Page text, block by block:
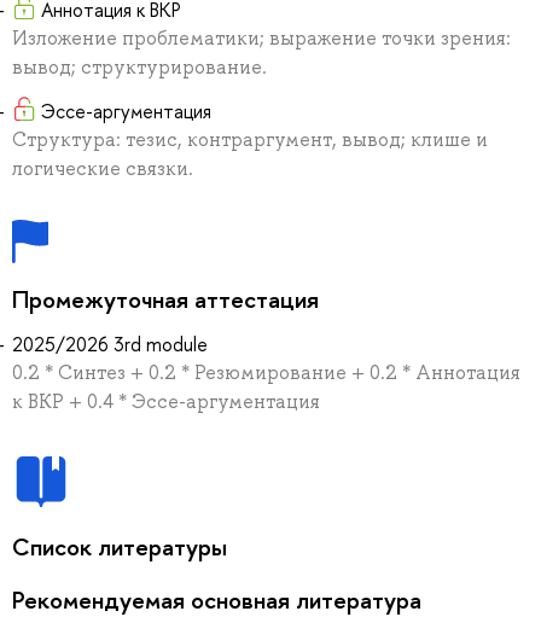
Аннотация к ВКР
Изложение проблематики; выражение точки зрения:
вывод; структурирование.
Эссе-аргументация
Структура: тезис, контраргумент, вывод; клише и
логические связки.
Промежуточная аттестация
2025/2026 3rd module
0.2 * Синтез + 0.2 * Резюмирование + 0.2 * Аннотация
к ВКР + 0.4 * Эссе-аргументация
Список литературы
Рекомендуемая основная литература